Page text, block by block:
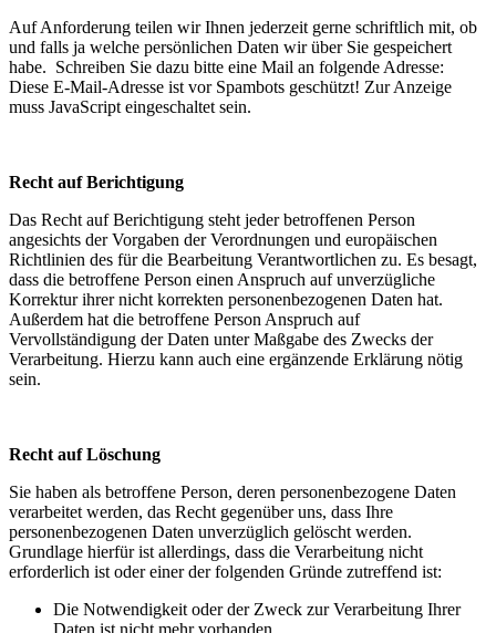
Auf Anforderung teilen wir Ihnen jederzeit gerne schriftlich mit, ob
und falls ja welche persönlichen Daten wir über Sie gespeichert
habe. Schreiben Sie dazu bitte eine Mail an folgende Adresse:
Diese E-Mail-Adresse ist vor Spambots geschützt! Zur Anzeige
muss JavaScript eingeschaltet sein.
Recht auf Berichtigung
Das Recht auf Berichtigung steht jeder betroffenen Person
angesichts der Vorgaben der Verordnungen und europäischen
Richtlinien des für die Bearbeitung Verantwortlichen zu. Es besagt,
dass die betroffene Person einen Anspruch auf unverzügliche
Korrektur ihrer nicht korrekten personenbezogenen Daten hat.
Außerdem hat die betroffene Person Anspruch auf
Vervollständigung der Daten unter Maßgabe des Zwecks der
Verarbeitung. Hierzu kann auch eine ergänzende Erklärung nötig
sein.
Recht auf Löschung
Sie haben als betroffene Person, deren personenbezogene Daten
verarbeitet werden, das Recht gegenüber uns, dass Ihre
personenbezogenen Daten unverzüglich gelöscht werden.
Grundlage hierfür ist allerdings, dass die Verarbeitung nicht
erforderlich ist oder einer der folgenden Gründe zutreffend ist:
Die Notwendigkeit oder der Zweck zur Verarbeitung Ihrer
Daten ist nicht mehr vorhanden.